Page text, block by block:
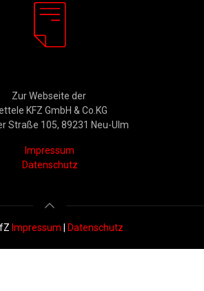
Zur Webseite der
KFZ GmbH & Co.KG
Straße 105, 89231 Neu-Ulm
Impressum
Datenschutz
Impressum Datenschutz